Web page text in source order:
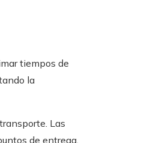
tiempos de
la
Las
de entrega,